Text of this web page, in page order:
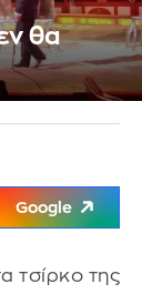
θα
Google
τσίρκο της